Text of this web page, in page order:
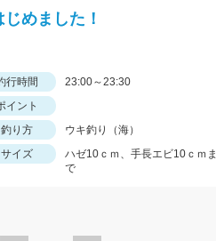
めました！
行時間
23:00～23:30
イント
釣り方
ウキ釣り（海）
サイズ
ハゼ10ｃｍ、手長エビ10ｃｍま
で